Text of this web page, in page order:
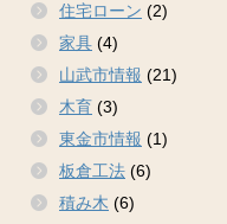
住宅ローン (2)
家具 (4)
山武市情報 (21)
木育 (3)
東金市情報 (1)
板倉工法 (6)
積み木 (6)